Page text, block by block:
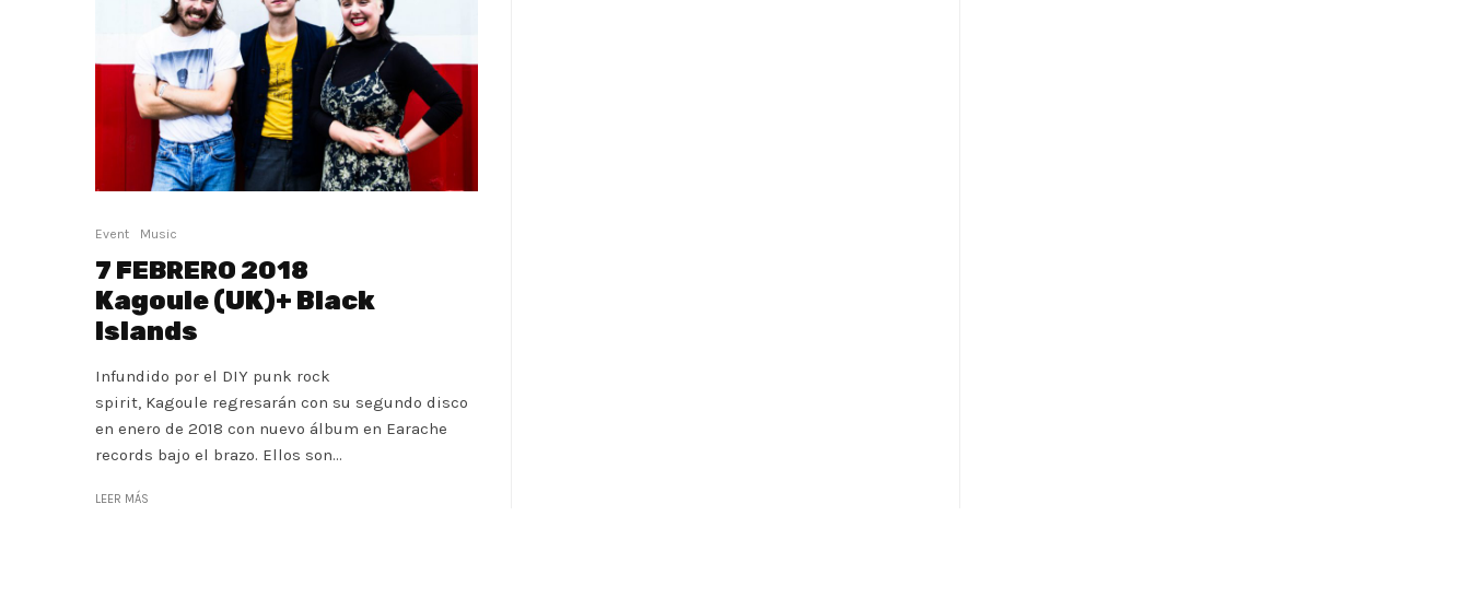
Event Music
7 FEBRERO 2018
Kagoule (UK)+ Black
Islands
Infundido por el DIY punk rock
spirit, Kagoule regresarán con su segundo disco
en enero de 2018 con nuevo álbum en Earache
records bajo el brazo. Ellos son...
LEER MÁS